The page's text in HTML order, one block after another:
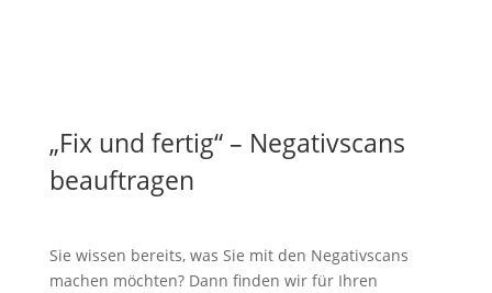
„Fix und fertig“ – Negativscans
beauftragen
Sie wissen bereits, was Sie mit den Negativscans
machen möchten? Dann finden wir für Ihren